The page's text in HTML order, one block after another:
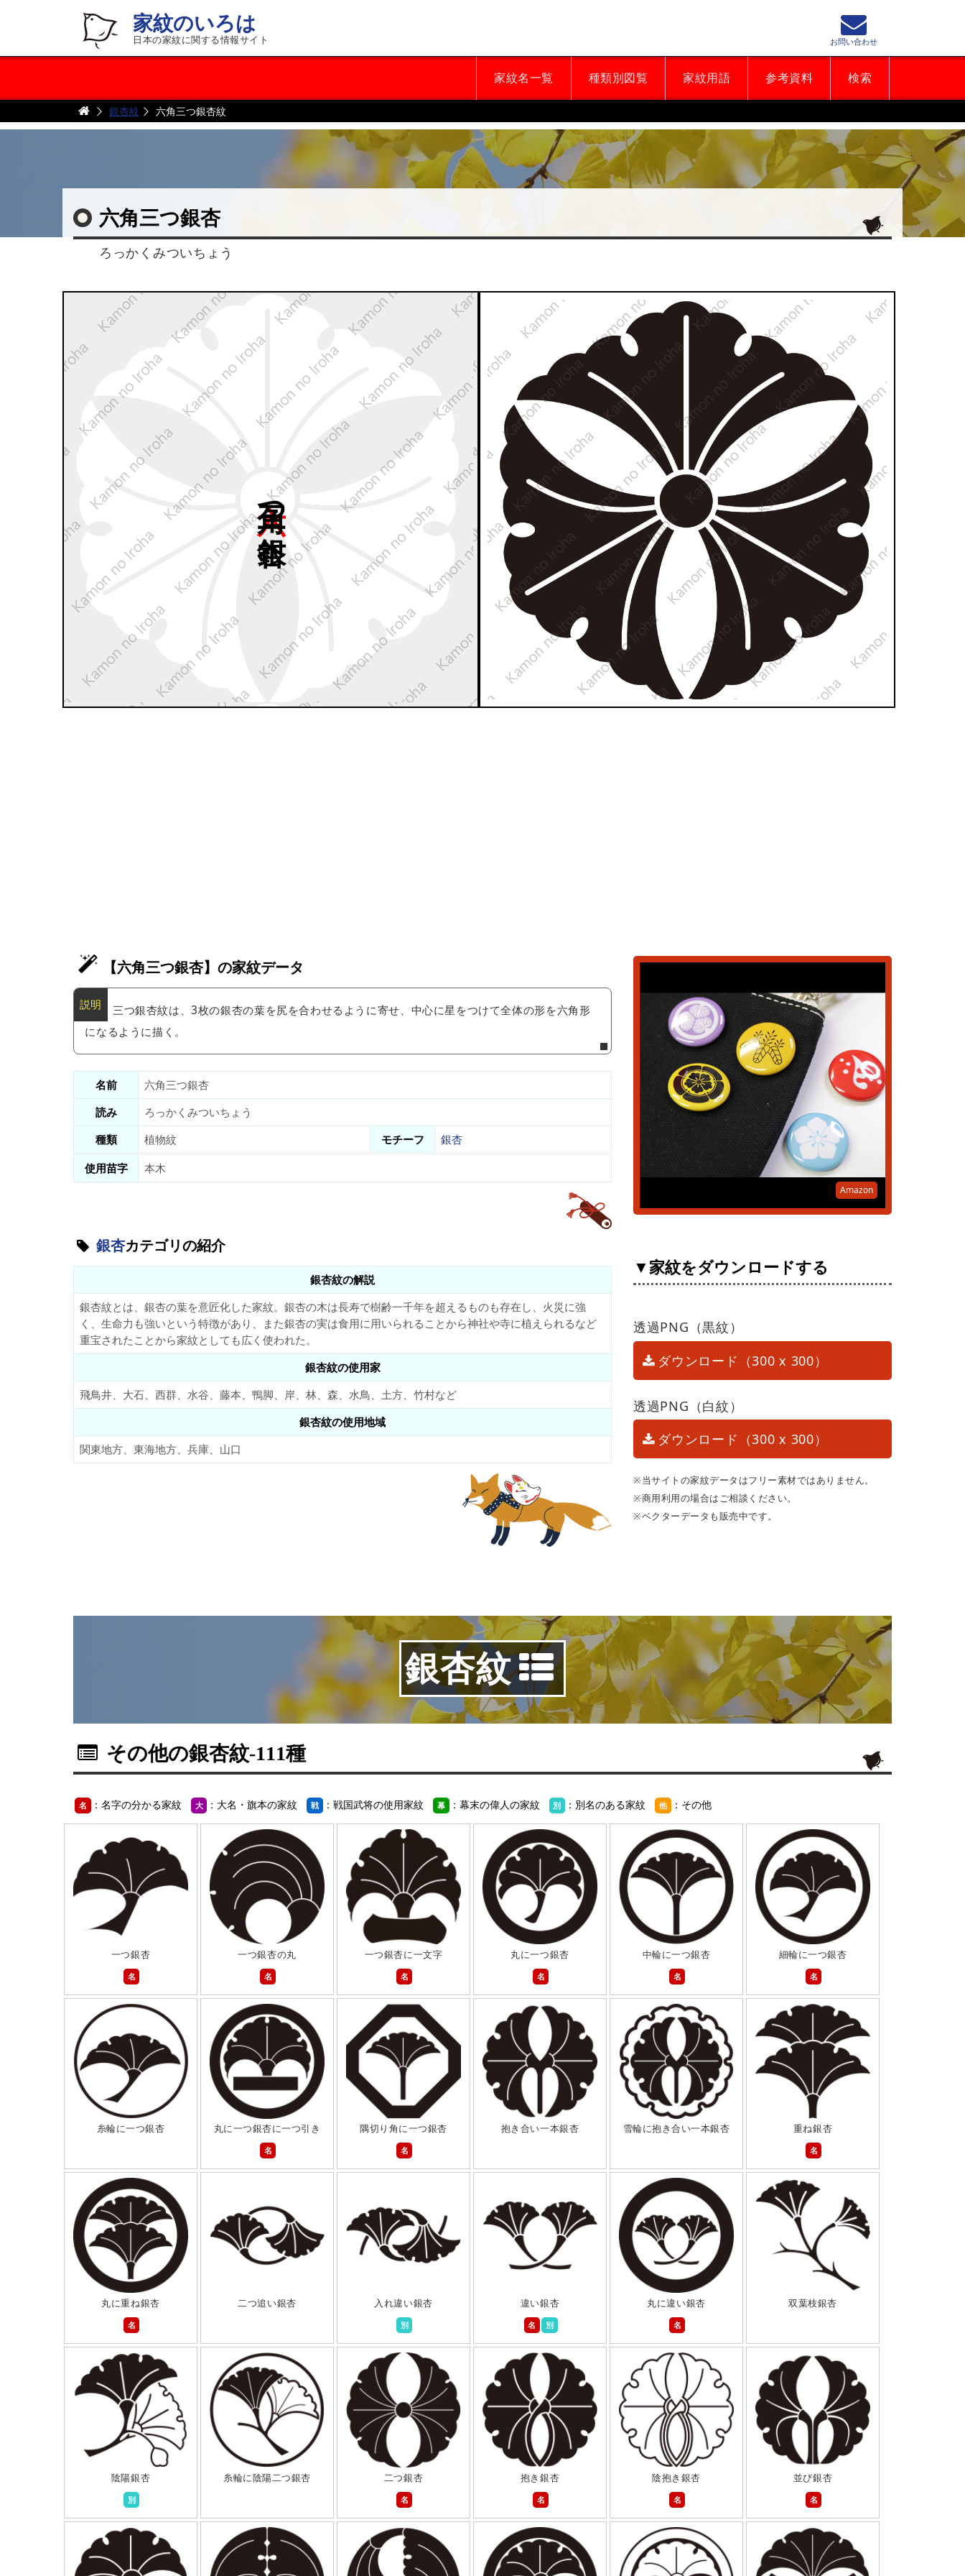
家紋のいろは
日本の家紋に関する情報サイト
家紋名一覧 種類別図覧 家紋用語 参考資料 検索
お問い合わせ
銀杏紋 六角三つ銀杏紋
六角三つ銀杏
ろっかくみついちょう
銀杏
【六角三つ銀杏】の家紋データ
三つ銀杏紋は、3枚の銀杏の葉を尻を合わせるように寄せ、中心に星をつけて全体の形を六角形
になるように描く。
名前
六角三つ銀杏
読み
ろっかくみついちょう
種類
植物紋 モチーフ
銀杏
使用苗字
本木
銀杏カテゴリの紹介
銀杏紋の解説
銀杏紋とは、銀杏の葉を意匠化した家紋。銀杏の木は長寿で樹齢一千年を超えるものも存在し、火災に強
く、生命力も強いという特徴があり、また銀杏の実は食用に用いられることから神社や寺に植えられるなど
重宝されたことから家紋としても広く使われた。
銀杏紋の使用家
飛鳥井、大石、西群、水谷、藤本、鴨脚、岸、林、森、水鳥、土方、竹村など
銀杏紋の使用地域
関東地方、東海地方、兵庫、山口
Amazon
▼家紋をダウンロードする
透過PNG（黒紋）
ダウンロード（300 x 300）
透過PNG（白紋）
ダウンロード（300 x 300）
※当サイトの家紋データはフリー素材ではありません。
※商用利用の場合はご相談ください。
※ベクターデータも販売中です。
銀杏紋
その他の銀杏紋-111種
名 ：名字の分かる家紋 大 ：大名・旗本の家紋 戦 ：戦国武将の使用家紋 幕 ：幕末の偉人の家紋 別 ：別名のある家紋 他 ：その他
一つ銀杏
名
一つ銀杏の丸
名
一つ銀杏に一文字
名
丸に一つ銀杏
名
中輪に一つ銀杏
名
細輪に一つ銀杏
名
糸輪に一つ銀杏
丸に一つ銀杏に一つ引き
名
隅切り角に一つ銀杏
名
抱き合い一本銀杏 雪輪に抱き合い一本銀杏
重ね銀杏
名
丸に重ね銀杏
名
二つ追い銀杏
入れ違い銀杏
別
違い銀杏
名
別
丸に違い銀杏
名
双葉枝銀杏
陰陽銀杏
別
糸輪に陰陽二つ銀杏
二つ銀杏
名
抱き銀杏
名
陰抱き銀杏
名
並び銀杏
名